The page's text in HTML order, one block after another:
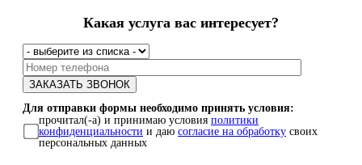
Какая услуга вас интересует?
Для отправки формы необходимо принять условия:
прочитал(-а) и принимаю условия политики
конфиденциальности и даю согласие на обработку своих
персональных данных